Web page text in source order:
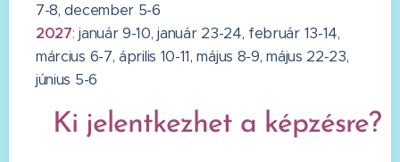
7-8, december 5-6
2027:január 9-10, január 23-24, február 13-14,
március 6-7, április 10-11, május 8-9, május 22-23,
június 5-6
Ki jelentkezhet a képzésre?